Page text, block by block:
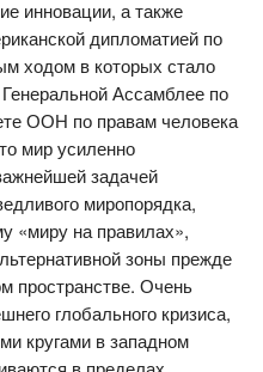
инновации, а также
дипломатией по
ходом в которых стало
Ассамблее по
ООН по правам человека
мир усиленно
задачей
миропорядка,
«миру на правилах»,
зоны прежде
пространстве. Очень
глобального кризиса,
кругами в западном